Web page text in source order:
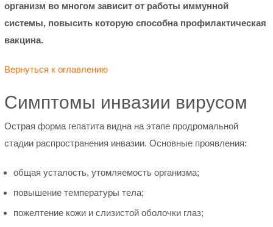
организм во многом зависит от работы иммунной
системы, повысить которую способна профилактическая
вакцина.
Вернуться к оглавлению
Симптомы инвазии вирусом
Острая форма гепатита видна на этапе продромальной
стадии распространения инвазии. Основные проявления:
общая усталость, утомляемость организма;
повышение температуры тела;
пожелтение кожи и слизистой оболочки глаз;